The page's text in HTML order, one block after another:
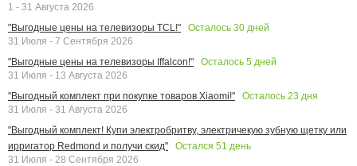
1 - 31 Августа 2026
"Выгодные цены на телевизоры TCL!"
Осталось 30 дней
31 Июля - 7 Сентября 2026
"Выгодные цены на телевизоры Iffalcon!"
Осталось 5 дней
31 Июля - 13 Августа 2026
"Выгодный комплект при покупке товаров Xiaomi!"
Осталось 23 дня
31 Июля - 31 Августа 2026
"Выгодный комплект! Купи электробритву, электричекую зубную щетку или
ирригатор Redmond и получи скид"
Остался 51 день
31 Июля - 28 Сентября 2026